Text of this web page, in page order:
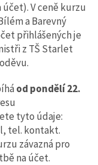
účet). V ceně kurzu
a Barevný
přihlášených je
z TŠ Starlet
od pondělí 22.
tyto údaje:
tel. kontakt.
závazná pro
na účet.